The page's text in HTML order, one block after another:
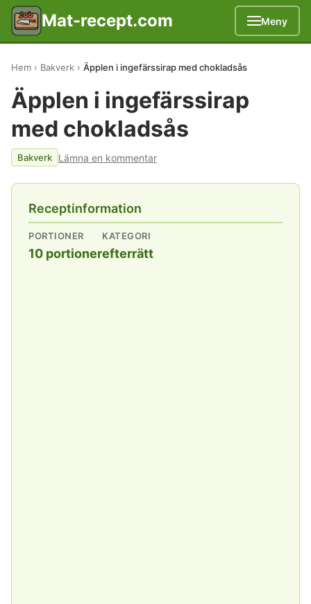
Mat-recept.com Meny
Hem Bakverk Äpplen i ingefärssirap med chokladsås
Äpplen i ingefärssirap
med chokladsås
Bakverk Lämna en kommentar
Receptinformation
PORTIONER
10 portioner
KATEGORI
efterrätt